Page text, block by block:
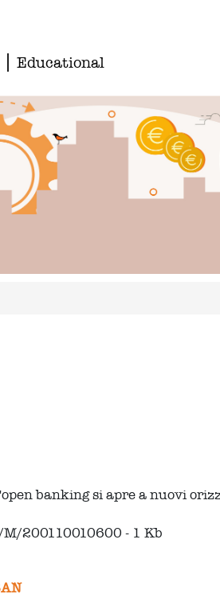
Educational
banking si apre a nuovi
200110010600 - 1 Kb